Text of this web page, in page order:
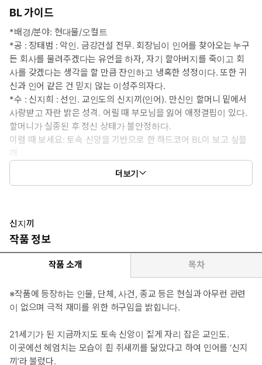
BL 가이드
*배경/분야: 현대물/오컬트
*공 : 장태범 : 악인. 금강건설 전무. 회장님이 인어를 찾아오는 누구
든 회사를 물려주겠다는 유언을 하자, 자기 할아버지를 죽이고 회
사를 갖겠다는 생각을 할 만큼 잔인하고 냉혹한 성정이다. 또한 귀
신과 인어 같은 건 믿지 않는 이성주의자다.
*수 : 신지희 : 선인. 교인도의 신지끼(인어). 만신인 할머니 밑에서
사랑받고 자란 밝은 성격. 어릴 때 부모님을 잃어 애정결핍이 있다.
할머니가 실종된 후 정신 상태가 불안정하다.
이럴 때 보세요: 토속 신앙을 기반으로 한 하드코어 BL이 보고 싶을
때
공감 글귀: 성경에는 하나님이 ‘나는 알파와 오메가요. 처음과 마지
막이요. 시작과 마침이라’ 하는 구절이 있어. 그러니 우리 이제 오랜
더보기
신지끼
작품 정보
작품 소개 목차
※작품에 등장하는 인물, 단체, 사건, 종교 등은 현실과 아무런 관련
이 없으며 극적 재미를 위한 허구임을 밝힙니다.
21세기가 된 지금까지도 토속 신앙이 짙게 자리 잡은 교인도.
이곳에선 헤엄치는 모습이 흰 쥐새끼를 닮았다고 하여 인어를 ‘신지
끼’라 불렀다.